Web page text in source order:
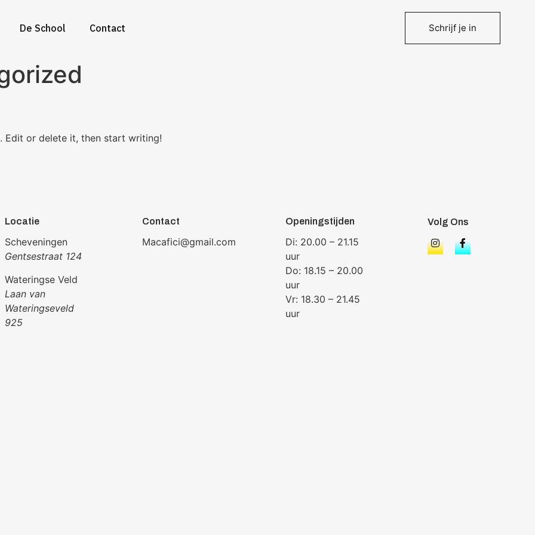
De School Contact Schrijf je in
Edit or delete it, then start writing!
Locatie
Scheveningen
Gentsestraat 124
Wateringse Veld
Laan van
Wateringseveld
925
Contact
Macafici@gmail.com
Openingstijden
Di: 20.00 – 21.15
uur
Do: 18.15 – 20.00
uur
Vr: 18.30 – 21.45
uur
Volg Ons